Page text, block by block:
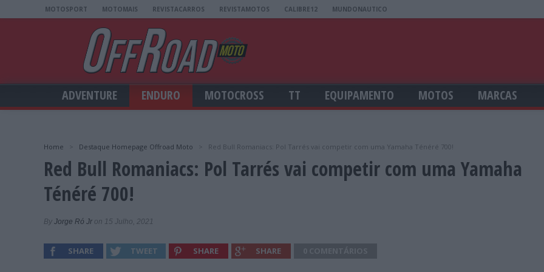
MOTOSPORT MOTOMAIS REVISTACARROS REVISTAMOTOS CALIBRE12 MUNDONAUTICO
ADVENTURE ENDURO MOTOCROSS TT EQUIPAMENTO MOTOS MARCAS
Home Destaque Homepage Offroad Moto Red Bull Romaniacs: Pol Tarrés vai competir com uma Yamaha Ténéré 700!
Red Bull Romaniacs: Pol Tarrés vai competir com uma Yamaha
Ténéré 700!
By Jorge Ró Jr on 15 Julho, 2021
SHARE TWEET SHARE SHARE